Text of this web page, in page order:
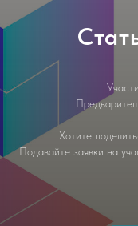
Хотите
Подавайте заявки на